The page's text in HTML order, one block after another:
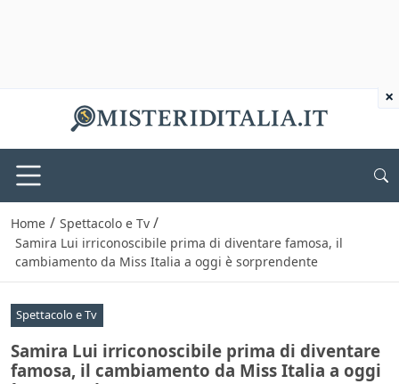
Home / Spettacolo e Tv /
Samira Lui irriconoscibile prima di diventare famosa, il
cambiamento da Miss Italia a oggi è sorprendente
Spettacolo e Tv
Samira Lui irriconoscibile prima di diventare
famosa, il cambiamento da Miss Italia a oggi
×